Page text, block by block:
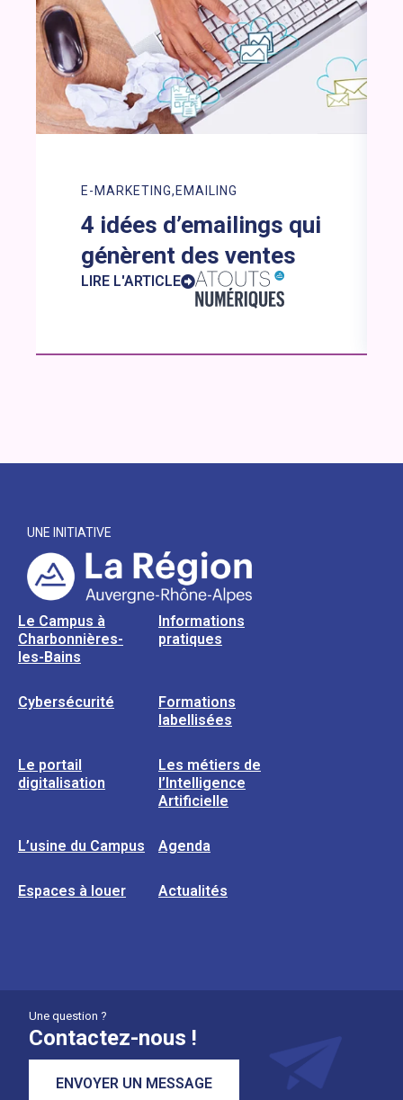
E-MARKETING EMAILING
4 idées d’emailings qui
génèrent des ventes
LIRE L'ARTICLE
UNE INITIATIVE
Le Campus à
Charbonnières-
les-Bains
Informations
pratiques
Cybersécurité
Formations
labellisées
Le portail
digitalisation
Les métiers de
l’Intelligence
Artificielle
L’usine du Campus Agenda
Espaces à louer Actualités
Une question ?
Contactez-nous !
ENVOYER UN MESSAGE